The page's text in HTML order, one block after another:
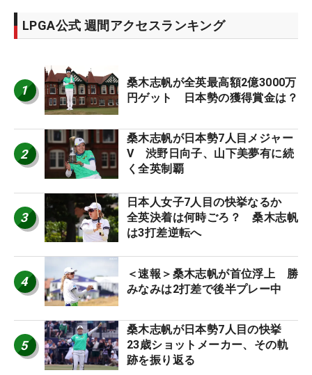
LPGA公式 週間アクセスランキング
1
桑木志帆が全英最高額2億3000万
円ゲット 日本勢の獲得賞金は？
2
桑木志帆が日本勢7人目メジャー
V 渋野日向子、山下美夢有に続
く全英制覇
3
日本人女子7人目の快挙なるか
全英決着は何時ごろ？ 桑木志帆
は3打差逆転へ
4
＜速報＞桑木志帆が首位浮上 勝
みなみは2打差で後半プレー中
5
桑木志帆が日本勢7人目の快挙
23歳ショットメーカー、その軌
跡を振り返る